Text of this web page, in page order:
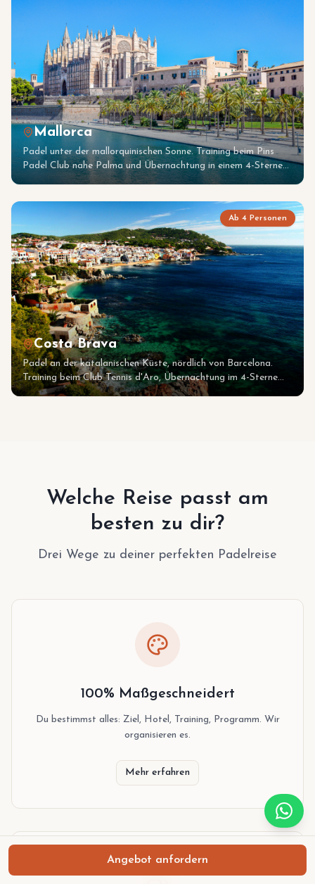
Mallorca
Padel unter der mallorquinischen Sonne. Training beim Pins
Padel Club nahe Palma und Übernachtung in einem 4-Sterne
Spa-Hotel direkt am Mittelmeer.
Ab 4 Personen
Costa Brava
Padel an der katalanischen Küste, nördlich von Barcelona.
Training beim Club Tennis d'Aro, Übernachtung im 4-Sterne
Hotel Barcarola in S'Agaró.
Welche Reise passt am
besten zu dir?
Drei Wege zu deiner perfekten Padelreise
100% Maßgeschneidert
Du bestimmst alles: Ziel, Hotel, Training, Programm. Wir
organisieren es.
Mehr erfahren
Angebot anfordern